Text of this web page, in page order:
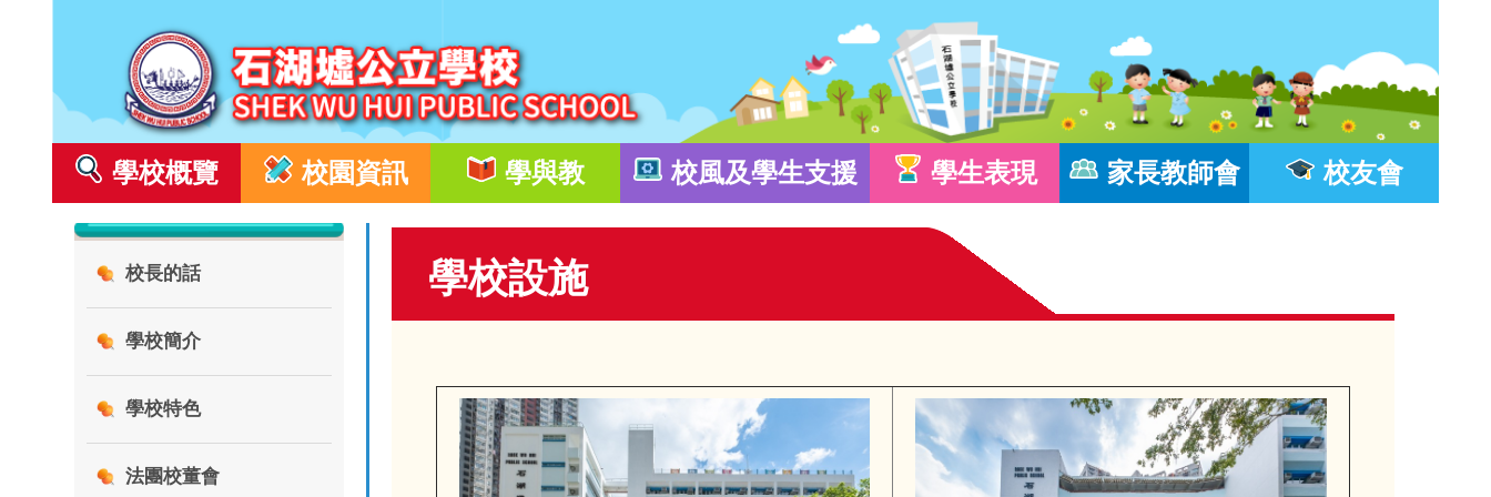
學校概覽 校園資訊 學與教 校風及學生支援 學生表現 家長教師會 校友會
校長的話
學校簡介
學校特色
法團校董會
學校設施